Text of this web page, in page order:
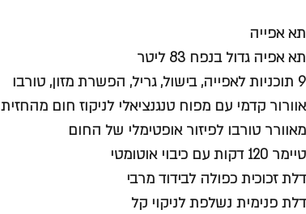
תא אפייה
תא אפיה גדול בנפח 83 ליטר
9 תוכניות לאפייה, בישול, גריל, הפשרת מזון, טורבו
אוורור קדמי עם מפוח טנגנציאלי לניקוז חום מהחזית
מאוורר טורבו לפיזור אופטימלי של החום
טיימר 120 דקות עם כיבוי אוטומטי
דלת זכוכית כפולה לבידוד מרבי
דלת פנימית נשלפת לניקוי קל